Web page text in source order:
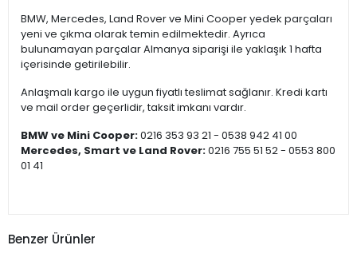
BMW, Mercedes, Land Rover ve Mini Cooper yedek parçaları
yeni ve çıkma olarak temin edilmektedir. Ayrıca
bulunamayan parçalar Almanya siparişi ile yaklaşık 1 hafta
içerisinde getirilebilir.
Anlaşmalı kargo ile uygun fiyatlı teslimat sağlanır. Kredi kartı
ve mail order geçerlidir, taksit imkanı vardır.
BMW ve Mini Cooper:0216 353 93 21 - 0538 942 41 00
Mercedes, Smart ve Land Rover:0216 755 51 52 - 0553 800
01 41
Benzer Ürünler